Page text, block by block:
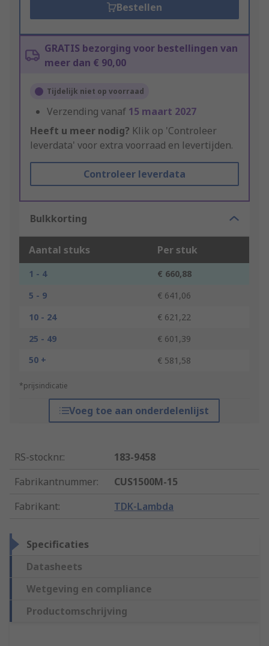
Bestellen
GRATIS bezorging voor bestellingen van
meer dan € 90,00
Tijdelijk niet op voorraad
Verzending vanaf 15 maart 2027
Heeft u meer nodig? Klik op 'Controleer
leverdata' voor extra voorraad en levertijden.
Controleer leverdata
Bulkkorting
Aantal stuks Per stuk
1 - 4
€ 660,88
5 - 9
€ 641,06
10 - 24
€ 621,22
25 - 49
€ 601,39
50 +
€ 581,58
*prijsindicatie
Voeg toe aan onderdelenlijst
RS-stocknr.:
183-9458
Fabrikantnummer:
CUS1500M-15
Fabrikant: TDK-Lambda
Specificaties
Datasheets
Wetgeving en compliance
Productomschrijving